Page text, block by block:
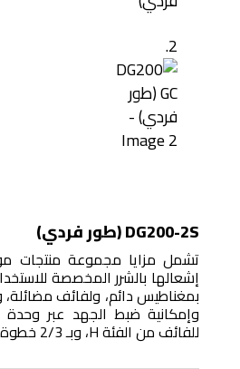
DG200-2S (طور فردي)
إشعالها بالشرر المخصصة
بمغناطيس دائم، ولفائف
للفائف من الفئة H، وبـ 2/3 خطوة.